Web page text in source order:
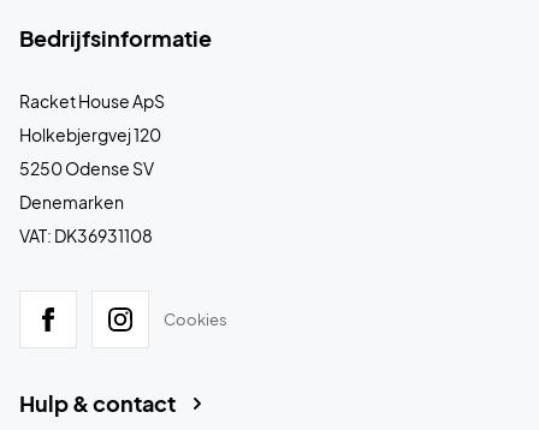
Bedrijfsinformatie
Racket House ApS
Holkebjergvej 120
5250 Odense SV
Denemarken
VAT: DK36931108
Cookies
Hulp & contact